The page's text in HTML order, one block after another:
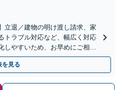
立退／建物の明け渡し請求、家
トラブル対応など、幅広く対応
しやすいため、お早めにご相談
を見る